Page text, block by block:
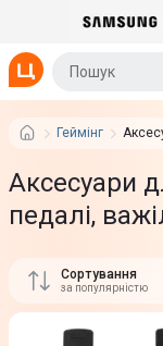
Геймінг
Аксесуари
педалі,
Сортування
за популярністю